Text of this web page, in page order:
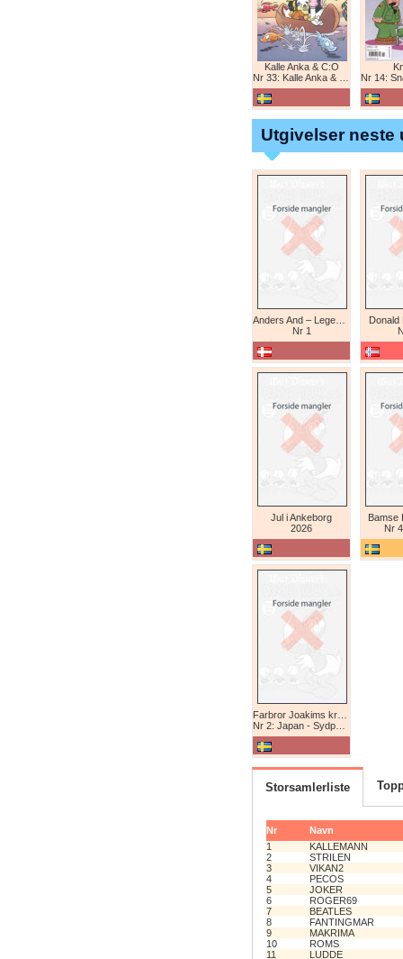
Kalle Anka & C:O
Nr 33: Kalle Anka & C:O
Nr 14:
Utgivelser neste
Nr 1
Donald
Jul i Ankeborg
2026
Bamse
Nr
Nr 2: Japan - Sydpolen - Afrika
Storsamlerliste
Nr
Navn
1
KALLEMANN
2
STRILEN
3
VIKAN2
4
PECOS
5
JOKER
6
ROGER69
7
BEATLES
8
FANTINGMAR
9
MAKRIMA
10
ROMS
11
LUDDE